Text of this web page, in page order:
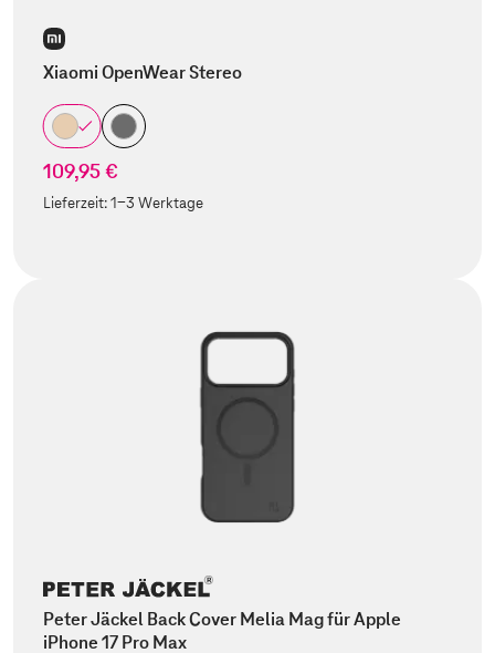
Xiaomi OpenWear Stereo
109,95 €
Lieferzeit:1-3 Werktage
Peter Jäckel Back Cover Melia Mag für Apple
iPhone 17 Pro Max